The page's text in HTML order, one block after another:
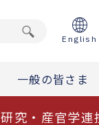
English
一般の皆さま
研究・産官学連